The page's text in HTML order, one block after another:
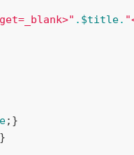
. $title.
;}